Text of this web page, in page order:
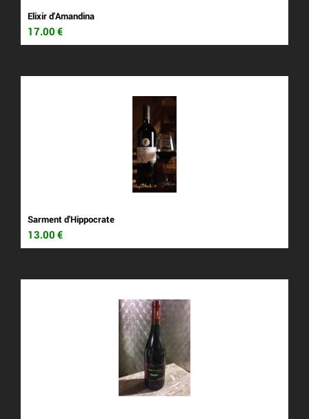
Elixir d'Amandina
17.00 €
Sarment d'Hippocrate
13.00 €